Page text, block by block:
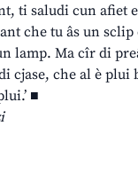
ti saludi cun afiet
che tu âs un
lamp. Ma cîr di
cjase, che al è plui
■